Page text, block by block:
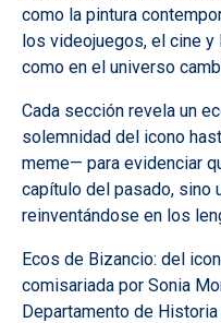
como la pintura
los videojuegos, el cine
como en el universo
Cada sección revela un
solemnidad del icono
meme— para evidenciar
capítulo del pasado, sino
reinventándose en los
Ecos de Bizancio: del
comisariada por Sonia
Departamento de